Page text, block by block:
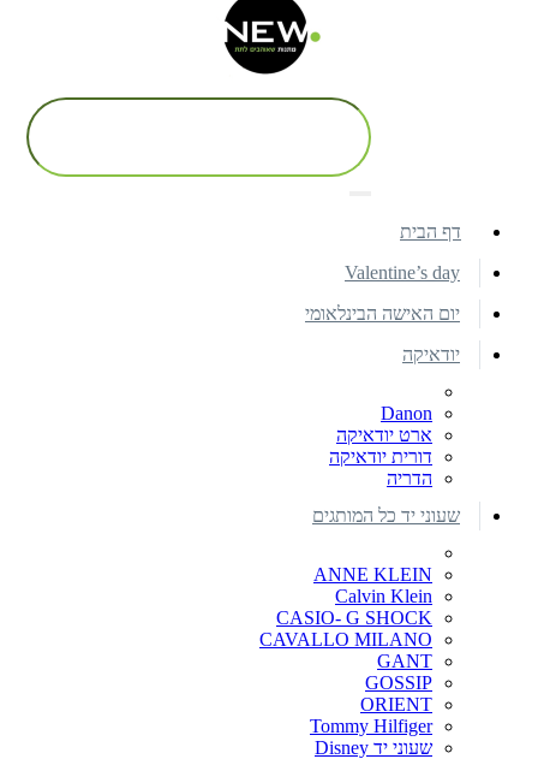
דף הבית
Valentine’s day
יום האישה הבינלאומי
יודאיקה
Danon
ארט יודאיקה
דורית יודאיקה
הדריה
שעוני יד כל המותגים
ANNE KLEIN
Calvin Klein
CASIO- G SHOCK
CAVALLO MILANO
GANT
GOSSIP
ORIENT
Tommy Hilfiger
שעוני יד Disney